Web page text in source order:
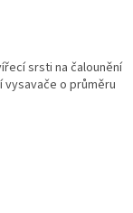
srsti na čalounění
o průměru